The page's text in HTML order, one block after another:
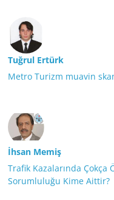
Tuğrul Ertürk
Metro Turizm muavin
İhsan Memiş
Trafik Kazalarında
Sorumluluğu Kime Aittir?